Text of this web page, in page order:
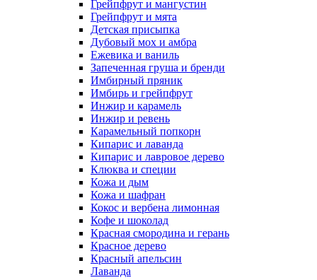
Грейпфрут и мангустин
Грейпфрут и мята
Детская присыпка
Дубовый мох и амбра
Ежевика и ваниль
Запеченная груша и бренди
Имбирный пряник
Имбирь и грейпфрут
Инжир и карамель
Инжир и ревень
Карамельный попкорн
Кипарис и лаванда
Кипарис и лавровое дерево
Клюква и специи
Кожа и дым
Кожа и шафран
Кокос и вербена лимонная
Кофе и шоколад
Красная смородина и герань
Красное дерево
Красный апельсин
Лаванда